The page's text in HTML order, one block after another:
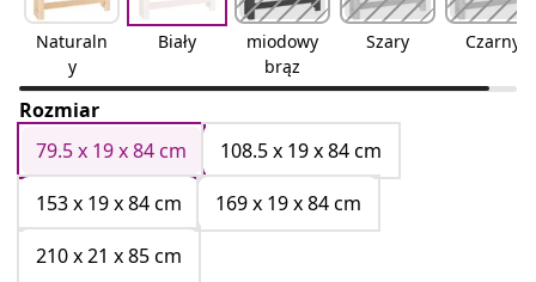
Naturaln
y
Biały
miodowy
brąz
Szary Czarny
Rozmiar
79.5 x 19 x 84 cm
108.5 x 19 x 84 cm
153 x 19 x 84 cm
169 x 19 x 84 cm
210 x 21 x 85 cm